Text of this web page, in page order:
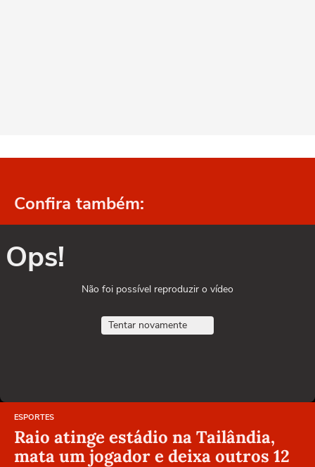
Confira também:
Ops!
Não foi possível reproduzir o vídeo
Tentar novamente
ESPORTES
Raio atinge estádio na Tailândia,
mata um jogador e deixa outros 12